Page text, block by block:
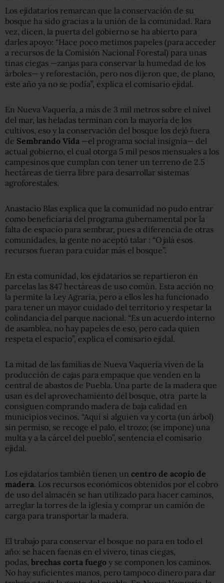
Los ejidatarios remarcan que la conservación de su
bosque ha sido gracias a la unión de la comunidad. Rara
vez, dicen, la puerta del gobierno se ha abierto para
darles apoyo: “Hace poco metimos papeles (para acceder
a recursos de la Comisión Nacional Forestal) para unas
tinas ciegas —zanjas para conservar la humedad de los
árboles— y reforestación, pero nos dijeron que, de plano,
este año ya no se podía”, explica el comisario ejidal.
En Nueva Vaquería, a más de 3 mil metros sobre el nivel
del mar, las heladas terminan con la mayoría de los
cultivos, eso y la conservación del bosque los dejó fuera
de Sembrando Vida —el programa social insignia— del
actual gobierno, el cual otorga 5 mil pesos mensuales a los
campesinos que cumplan con tener un terreno de 2.5
hectáreas de tierra libre para desarrollar sistemas
agroforestales.
Anastacio Blas explica que la comunidad no pudo entrar
como beneficiaria del programa gubernamental por la
falta de espacio para sembrar, pues a diferencia de otras
comunidades, la gente no aceptó talar : “Ojalá esos
recursos fueran para cuidar más el bosque”.
En esta comunidad, los ejidatarios se repartieron en
parcelas las 847 hectáreas de uso común. Esta acción no
la permite la Ley Agraria, pero a ellos les ha funcionado
para tener un mayor cuidado del territorio y respetar la
colindancia del parque nacional. “Es un acuerdo interno
de asamblea, no hay papeles de eso, pero cada quien
respeta el espacio”, explica el comisario ejidal.
La mitad de las familias de Nueva Vaquería viven de la
producción de cajas para empaque que venden en la
central de abastos de Puebla. Una parte de la madera que
usan es del aprovechamiento del bosque, otra parte la
consiguen comprando madera de baja calidad en
municipios vecinos. “Aquí si alguien va y corta (un árbol)
sin permiso, se recoge el palo, el trozo; (se impone) una
multa y a la cárcel del pueblo”, sentencia el comisario
ejidal.
Los ejidatarios también tienen un centro de acopio de
madera. Los recursos económicos obtenidos por el cobro
de uso del almacén se han utilizado para hacer caminos,
arreglar la torres de la iglesia y comprar un camión de
carga para transportar la madera.
El trabajo para conservar el bosque no para en todo el
año: se hacen faenas en el vivero, tinas ciegas,
podas, brechas corta fuego y se componen los caminos.
No hay suficientes manos, pero tampoco dinero para dar